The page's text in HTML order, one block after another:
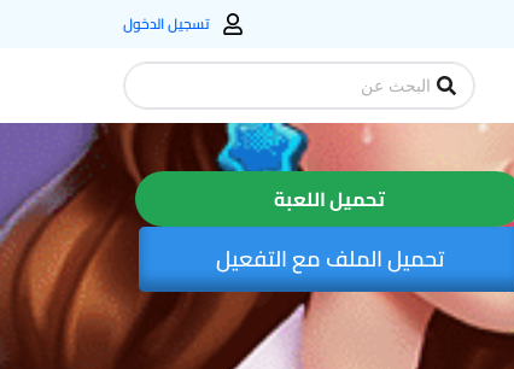
تسجيل الدخول
Search
...
تحميل اللعبة
تحميل الملف مع التفعيل